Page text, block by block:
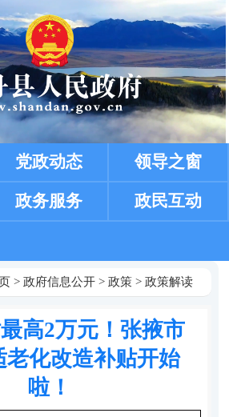
党政动态 领导之窗
政务服务 政民互动
> 政府信息公开> 政策> 政策解读
高2万元！张掖市
老化改造补贴开始
啦！